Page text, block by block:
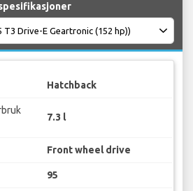
Hatchback
7.3 l
Front wheel drive
95